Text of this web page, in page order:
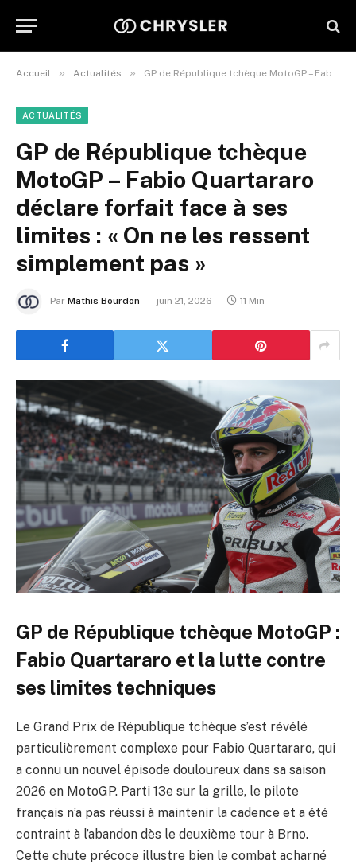
Accueil » Actualités » GP de République tchèque MotoGP – Fabio Quartararo déclare forfait face à ses limites : « On ne les ressent simplement pas »
ACTUALITÉS
GP de République tchèque
MotoGP – Fabio Quartararo
déclare forfait face à ses
limites : « On ne les ressent
simplement pas »
Par Mathis Bourdon juin 21, 2026 11 Min
GP de République tchèque MotoGP :
Fabio Quartararo et la lutte contre
ses limites techniques
Le Grand Prix de République tchèque s’est révélé
particulièrement complexe pour Fabio Quartararo, qui
a connu un nouvel épisode douloureux dans sa saison
2026 en MotoGP. Parti 13e sur la grille, le pilote
français n’a pas réussi à maintenir la cadence et a été
contraint à l’abandon dès le deuxième tour à Brno.
Cette chute précoce illustre bien le combat acharné